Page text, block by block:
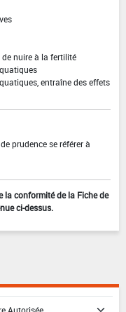
nuire à la fertilité
entraîne des effets
prudence se référer à
la conformité de la Fiche de
ci-dessus.